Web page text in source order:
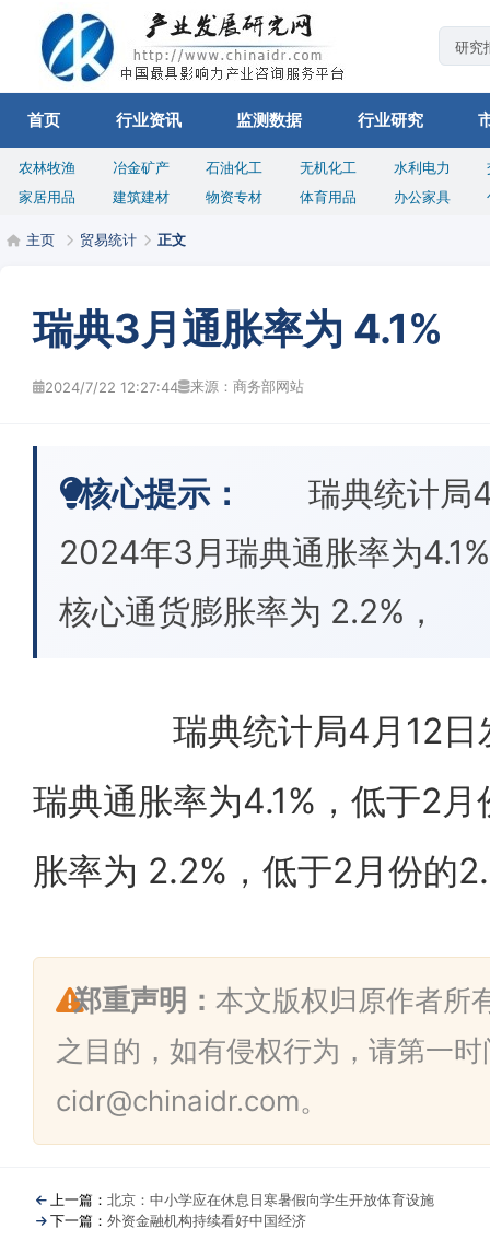
首页 行业资讯 监测数据 行业研究
农林牧渔 冶金矿产 石油化工 无机化工 水利电力
家居用品
建筑建材 物资专材 体育用品 办公家具
主页 贸易统计 正文
瑞典3月通胀率为 4.1%
2024/7/22 12:27:44 来源：商务部网站
核心提示：
瑞典统计局4
2024年3月瑞典通胀率为
核心通货膨胀率为 2.2%，
瑞典统计局4月12日发
瑞典通胀率为4.1%，低于2
胀率为 2.2%，低于2月份的
郑重声明： 本文版权归原作者所
之目的，如有侵权行为，请第一
cidr@chinaidr.com。
上一篇： 北京：中小学应在休息日寒暑假向学生开放体育设施
下一篇： 外资金融机构持续看好中国经济